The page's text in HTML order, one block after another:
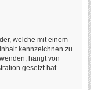
welche mit einem
kennzeichnen zu
hängt von
gesetzt hat.